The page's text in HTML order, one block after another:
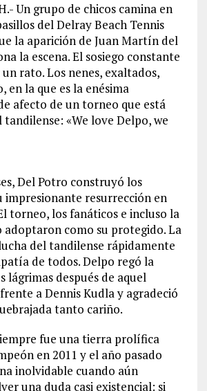
Un grupo de chicos camina en
del Delray Beach Tennis
la aparición de Juan Martín del
la escena. El sosiego constante
rato. Los nenes, exaltados,
en la que es la enésima
afecto de un torneo que está
«We love Delpo, we
Del Potro construyó los
impresionante resurrección en
torneo, los fanáticos e incluso la
adoptaron como su protegido. La
del tandilense rápidamente
de todos. Delpo regó la
lágrimas después de aquel
a Dennis Kudla y agradeció
tanto cariño.
fue una tierra prolífica
en 2011 y el año pasado
inolvidable cuando aún
una duda casi existencial: si